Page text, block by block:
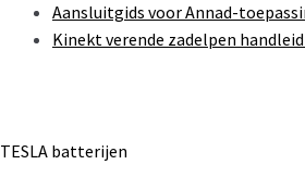
Aansluitgids voor Annad-
Kinekt verende zadelpen
TESLA batterijen